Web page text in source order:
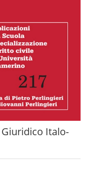
Giuridico Italo-